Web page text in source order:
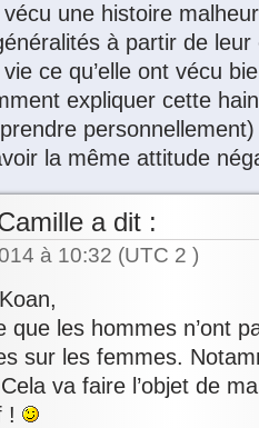
vécu une histoire
à partir de
ce qu’elle ont vécu
expliquer cette
la même attitude
a dit :
à 10:32 (UTC 2 )
que les hommes n’ont
sur les femmes.
va faire l’objet de
!